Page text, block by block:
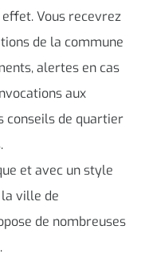
Vous recevrez
de la commune
alertes en cas
aux
conseils de quartier
et avec un style
ville de
de nombreuses